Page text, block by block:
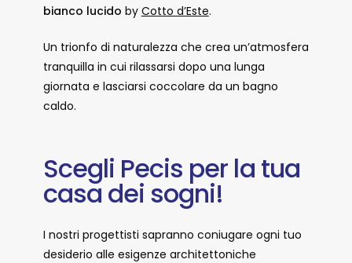
bianco lucido by Cotto d’Este.
Un trionfo di naturalezza che crea un’atmosfera
tranquilla in cui rilassarsi dopo una lunga
giornata e lasciarsi coccolare da un bagno
caldo.
Scegli Pecis per la tua
casa dei sogni!
I nostri progettisti sapranno coniugare ogni tuo
desiderio alle esigenze architettoniche